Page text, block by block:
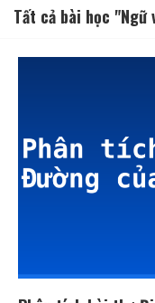
Tất cả bài học "Ngữ